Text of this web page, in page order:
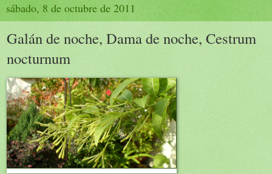
sábado, 8 de octubre de 2011
Galán de noche, Dama de noche, Cestrum
nocturnum